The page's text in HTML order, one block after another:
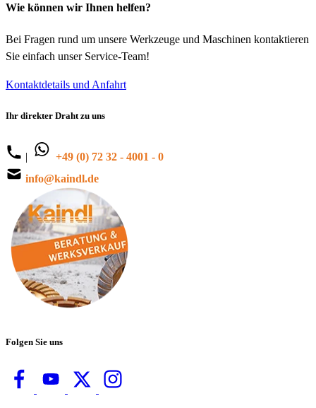
Wie können wir Ihnen helfen?
Bei Fragen rund um unsere Werkzeuge und Maschinen kontaktieren
Sie einfach unser Service-Team!
Kontaktdetails und Anfahrt
Ihr direkter Draht zu uns
|
+49 (0) 72 32 - 4001 - 0
info@kaindl.de
Folgen Sie uns